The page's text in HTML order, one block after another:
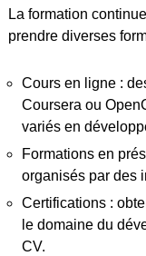
La formation
prendre diverses
Cours en ligne :
Coursera ou
variés en
Formations en
organisés par des
Certifications :
le domaine du
CV.